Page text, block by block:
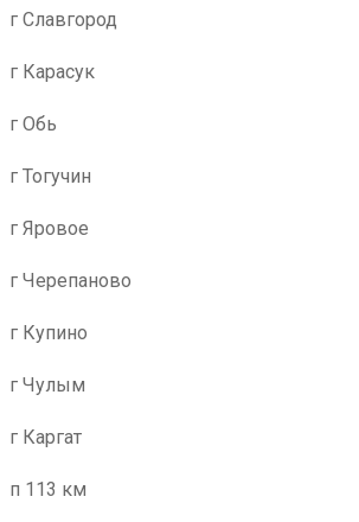
г Славгород
г Карасук
г Обь
г Тогучин
г Яровое
г Черепаново
г Купино
г Чулым
г Каргат
п 113 км